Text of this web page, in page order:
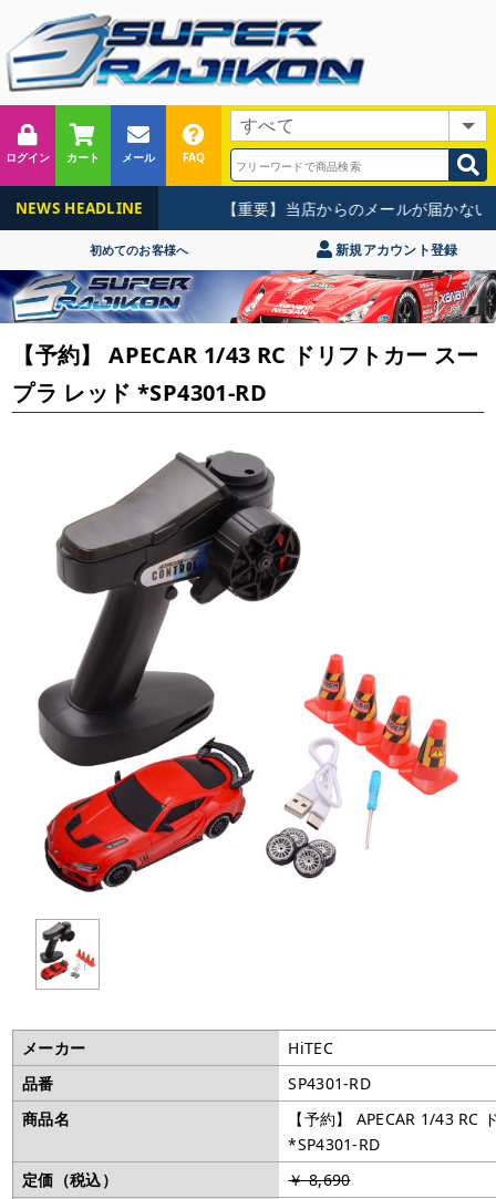
ログイン カート メール FAQ
NEWS HEADLINE 【重要】当店からのメールが届かないお
初めてのお客様へ 新規アカウント登録
【予約】 APECAR 1/43 RC ドリフトカー スー
プラ レッド *SP4301-RD
メーカー
HiTEC
品番
SP4301-RD
商品名
【予約】 APECAR 1/43 RC
*SP4301-RD
定価（税込）
￥ 8,690